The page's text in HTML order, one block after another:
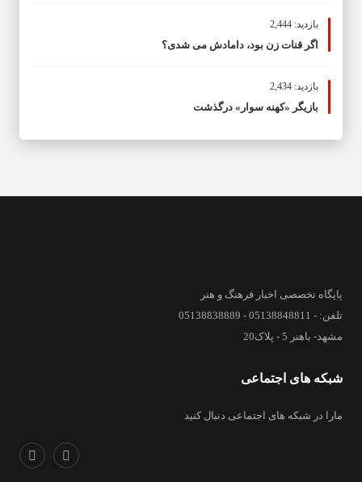
بازدید: 2,444
اگر قنات زن بود، دامادش می شدی؟
بازدید: 2,434
بازیگر «کهنه سوار» درگذشت
پایگاه تخصصی اخبار فرهنگ و هنر
تلفن: - 05138848811 - 05138838889
مشهد- باهنر 5 - پلاک20
شبکه های اجتماعی
مارا در شبکه های اجتماعی دنبال کنید